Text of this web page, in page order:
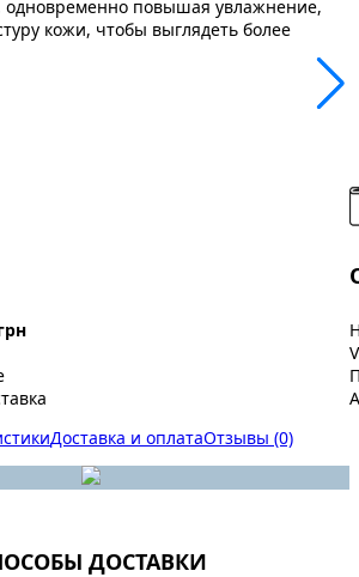
одновременно повышая увлажнение,
кожи, чтобы выглядеть более
Доставка и оплатаОтзывы (0)
ДОСТАВКИ